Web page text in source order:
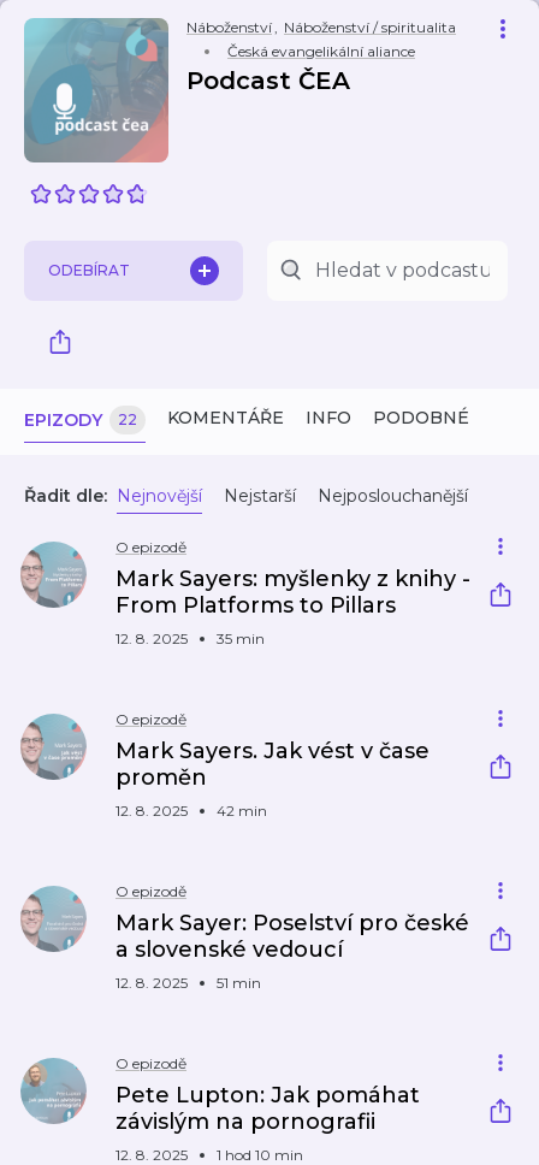
Náboženství, Náboženství / spiritualita
Česká evangelikální aliance
Podcast ČEA
ODEBÍRAT
EPIZODY 22 KOMENTÁŘE INFO PODOBNÉ
Řadit dle: Nejnovější Nejstarší Nejposlouchanější
O epizodě
Mark Sayers: myšlenky z knihy -
From Platforms to Pillars
12. 8. 2025 35 min
O epizodě
Mark Sayers. Jak vést v čase
proměn
12. 8. 2025 42 min
O epizodě
Mark Sayer: Poselství pro české
a slovenské vedoucí
12. 8. 2025 51 min
O epizodě
Pete Lupton: Jak pomáhat
závislým na pornografii
12. 8. 2025 1 hod 10 min